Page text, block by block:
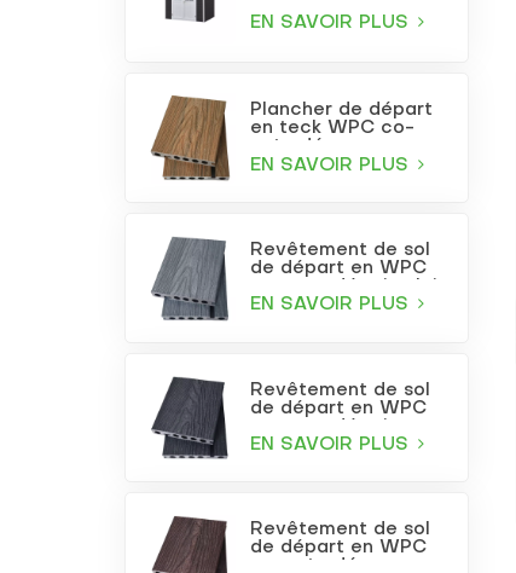
EN SAVOIR PLUS
Plancher de départ
en teck WPC co-
EN SAVOIR PLUS
Revêtement de sol
de départ en WPC
EN SAVOIR PLUS
Revêtement de sol
de départ en WPC
anthracite
EN SAVOIR PLUS
Revêtement de sol
de départ en WPC